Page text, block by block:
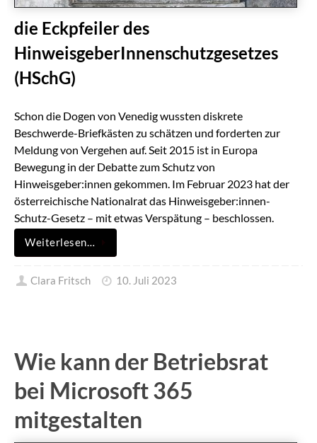
die Eckpfeiler des
HinweisgeberInnenschutzgesetzes
(HSchG)
Schon die Dogen von Venedig wussten diskrete
Beschwerde-Briefkästen zu schätzen und forderten zur
Meldung von Vergehen auf. Seit 2015 ist in Europa
Bewegung in der Debatte zum Schutz von
Hinweisgeber:innen gekommen. Im Februar 2023 hat der
österreichische Nationalrat das Hinweisgeber:innen-
Schutz-Gesetz – mit etwas Verspätung – beschlossen.
Weiterlesen…
Clara Fritsch 10. Juli 2023
Wie kann der Betriebsrat
bei Microsoft 365
mitgestalten